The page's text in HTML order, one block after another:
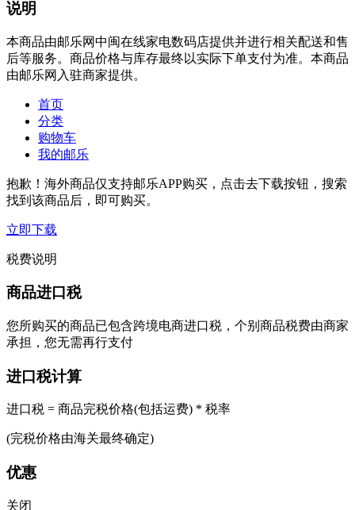
说明
本商品由邮乐网中闽在线家电数码店提供并进行相关配送和售
后等服务。商品价格与库存最终以实际下单支付为准。本商品
由邮乐网入驻商家提供。
首页
分类
购物车
我的邮乐
抱歉！海外商品仅支持邮乐APP购买，点击去下载按钮，搜索
找到该商品后，即可购买。
立即下载
税费说明
商品进口税
您所购买的商品已包含跨境电商进口税，个别商品税费由商家
承担，您无需再行支付
进口税计算
进口税 = 商品完税价格(包括运费) * 税率
(完税价格由海关最终确定)
优惠
关闭